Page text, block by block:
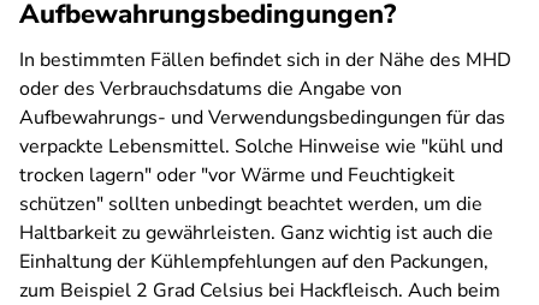
Aufbewahrungsbedingungen?
In bestimmten Fällen befindet sich in der Nähe des MHD
oder des Verbrauchsdatums die Angabe von
Aufbewahrungs- und Verwendungsbedingungen für das
verpackte Lebensmittel. Solche Hinweise wie "kühl und
trocken lagern" oder "vor Wärme und Feuchtigkeit
schützen" sollten unbedingt beachtet werden, um die
Haltbarkeit zu gewährleisten. Ganz wichtig ist auch die
Einhaltung der Kühlempfehlungen auf den Packungen,
zum Beispiel 2 Grad Celsius bei Hackfleisch. Auch beim